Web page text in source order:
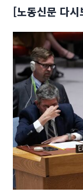
[노동신문 다시